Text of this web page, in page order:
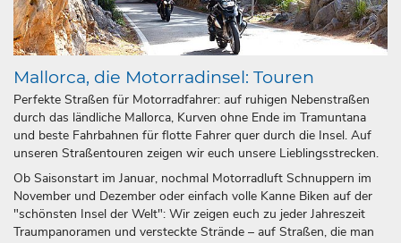
Mallorca, die Motorradinsel: Touren
Perfekte Straßen für Motorradfahrer: auf ruhigen Nebenstraßen
durch das ländliche Mallorca, Kurven ohne Ende im Tramuntana
und beste Fahrbahnen für flotte Fahrer quer durch die Insel. Auf
unseren Straßentouren zeigen wir euch unsere Lieblingsstrecken.
Ob Saisonstart im Januar, nochmal Motorradluft Schnuppern im
November und Dezember oder einfach volle Kanne Biken auf der
"schönsten Insel der Welt": Wir zeigen euch zu jeder Jahreszeit
Traumpanoramen und versteckte Strände – auf Straßen, die man